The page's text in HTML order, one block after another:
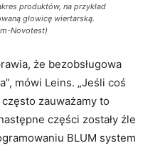
produktów, na przykład
głowicę wiertarską.
Novotest)
że bezobsługowa
mówi Leins. „Jeśli coś
zauważamy to
części zostały źle
BLUM system